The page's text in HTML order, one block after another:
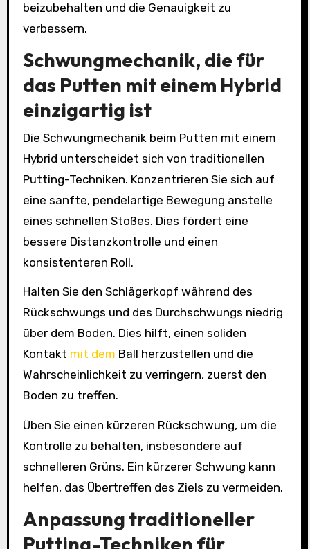
beizubehalten und die Genauigkeit zu
verbessern.
Schwungmechanik, die für
das Putten mit einem Hybrid
einzigartig ist
Die Schwungmechanik beim Putten mit einem
Hybrid unterscheidet sich von traditionellen
Putting-Techniken. Konzentrieren Sie sich auf
eine sanfte, pendelartige Bewegung anstelle
eines schnellen Stoßes. Dies fördert eine
bessere Distanzkontrolle und einen
konsistenteren Roll.
Halten Sie den Schlägerkopf während des
Rückschwungs und des Durchschwungs niedrig
über dem Boden. Dies hilft, einen soliden
Kontakt mit dem Ball herzustellen und die
Wahrscheinlichkeit zu verringern, zuerst den
Boden zu treffen.
Üben Sie einen kürzeren Rückschwung, um die
Kontrolle zu behalten, insbesondere auf
schnelleren Grüns. Ein kürzerer Schwung kann
helfen, das Übertreffen des Ziels zu vermeiden.
Anpassung traditioneller
Putting-Techniken für